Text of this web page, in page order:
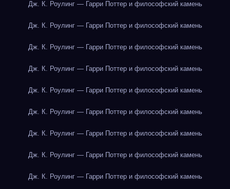
Дж. К. Роулинг — Гарри Поттер и философский камень
Дж. К. Роулинг — Гарри Поттер и философский камень
Дж. К. Роулинг — Гарри Поттер и философский камень
Дж. К. Роулинг — Гарри Поттер и философский камень
Дж. К. Роулинг — Гарри Поттер и философский камень
Дж. К. Роулинг — Гарри Поттер и философский камень
Дж. К. Роулинг — Гарри Поттер и философский камень
Дж. К. Роулинг — Гарри Поттер и философский камень
Дж. К. Роулинг — Гарри Поттер и философский камень